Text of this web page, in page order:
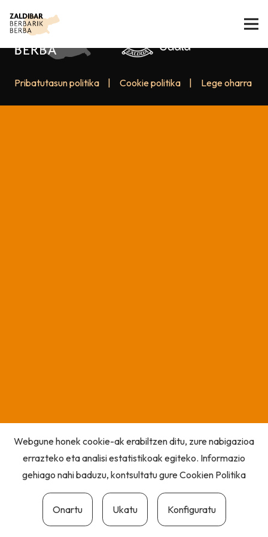
Pribatutasun politika Cookie politika Lege oharra
Webgune honek cookie-ak erabiltzen ditu, zure nabigazioa
errazteko eta analisi estatistikoak egiteko. Informazio
gehiago nahi baduzu, kontsultatu gureCookien Politika
Onartu Ukatu Konfiguratu